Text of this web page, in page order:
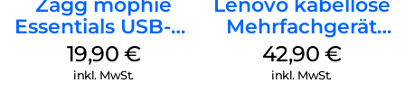
Zagg mophie
Essentials USB-C-
20W Charger PD
Weiß
19,90 €
inkl. MwSt.
Lenovo kabellose
Mehrfachgerät
Luna Grey
42,90 €
inkl. MwSt.